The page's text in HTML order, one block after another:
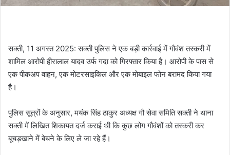
सक्ती, 11 अगस्त 2025: सक्ती पुलिस ने एक बड़ी कार्रवाई में गौवंश तस्करी में
शामिल आरोपी हीरालाल यादव उर्फ गदा को गिरफ्तार किया है। आरोपी के पास से
एक पीकअप वाहन, एक मोटरसाइकिल और एक मोबाइल फोन बरामद किया गया
है।
पुलिस सूत्रों के अनुसार, मयंक सिंह ठाकुर अध्यक्ष गौ सेवा समिति सक्ती ने थाना
सक्ती में लिखित शिकायत दर्ज कराई थी कि कुछ लोग गौवंशों को तस्करी कर
बूचड़खाने में बेचने के लिए ले जा रहे हैं।